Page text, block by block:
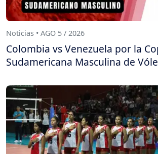
Noticias • AGO 5 / 2026
Colombia vs Venezuela por la
Sudamericana Masculina de